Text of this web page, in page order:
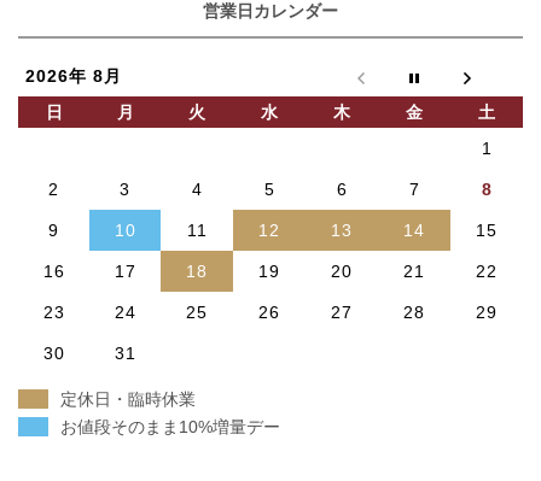
営業日カレンダー
2026年 8月
日
月 火 水 木 金
土
1
2 3 4 5 6 7 8
9 10 11 12 13 14 15
16 17 18 19 20 21 22
23 24 25 26 27 28 29
30 31
定休日・臨時休業
お値段そのまま10%増量デー